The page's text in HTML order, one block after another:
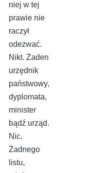
niej w tej
prawie nie
raczył
odezwać.
Nikt. Żaden
urzędnik
państwowy,
dyplomata,
minister
bądź urząd.
Nic.
Żadnego
listu,